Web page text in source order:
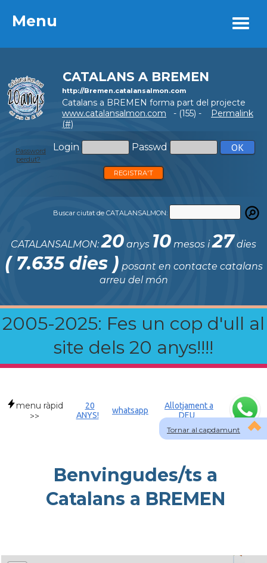
Menu
CATALANS A BREMEN
http://Bremen.catalansalmon.com
Catalans a BREMEN forma part del projecte
www.catalansalmon.com - (155) -
Permalink
(#)
Login Passwd
Password
perdut?
REGISTRA'T
Buscar ciutat de CATALANSALMON:
CATALANSALMON:20 anys 10 mesos i27 dies
( 7.635 dies ) posant en contacte catalans
arreu del món
2005-2025: Fes un cop d'ull al
site dels 20 anys!!!!
Menu
Tornar al capdamunt
menu ràpid
>>
20
ANYS!
whatsapp
Allotjament a
DEU
Benvingudes/ts a
Catalans a BREMEN